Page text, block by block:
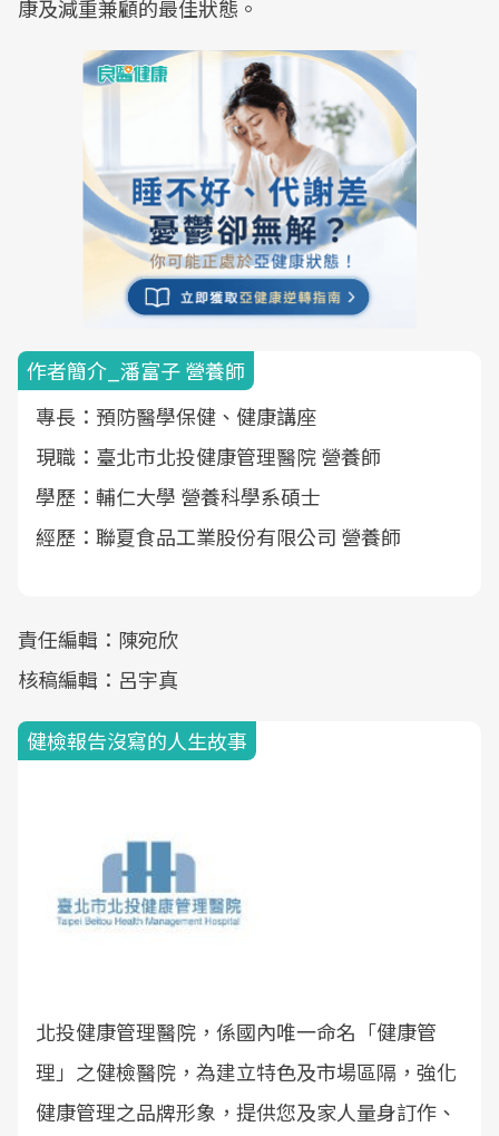
康及減重兼顧的最佳狀態。
作者簡介_潘富子 營養師
專長：預防醫學保健、健康講座
現職：臺北市北投健康管理醫院 營養師
學歷：輔仁大學 營養科學系碩士
經歷：聯夏食品工業股份有限公司 營養師
責任編輯：陳宛欣
核稿編輯：呂宇真
健檢報告沒寫的人生故事
北投健康管理醫院，係國內唯一命名「健康管
理」之健檢醫院，為建立特色及市場區隔，強化
健康管理之品牌形象，提供您及家人量身訂作、